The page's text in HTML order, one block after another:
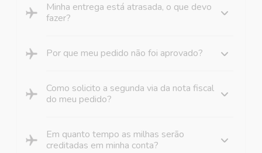
Minha entrega está atrasada, o que devo
fazer?
Por que meu pedido não foi aprovado?
Como solicito a segunda via da nota fiscal
do meu pedido?
Em quanto tempo as milhas serão
creditadas em minha conta?